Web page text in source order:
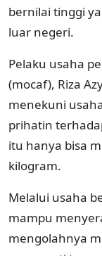
bernilai tinggi
luar negeri.
Pelaku usaha
(mocaf), Riza
menekuni
prihatin
itu hanya bisa
kilogram.
Melalui usaha
mampu
mengolahnya